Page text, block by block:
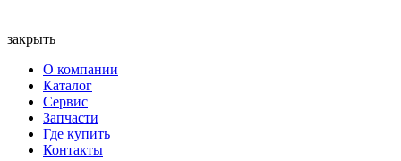
закрыть
О компании
Каталог
Сервис
Запчасти
Где купить
Контакты